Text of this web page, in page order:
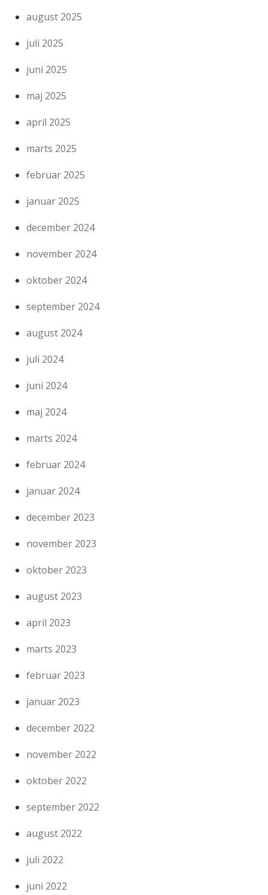
august 2025
juli 2025
juni 2025
maj 2025
april 2025
marts 2025
februar 2025
januar 2025
december 2024
november 2024
oktober 2024
september 2024
august 2024
juli 2024
juni 2024
maj 2024
marts 2024
februar 2024
januar 2024
december 2023
november 2023
oktober 2023
august 2023
april 2023
marts 2023
februar 2023
januar 2023
december 2022
november 2022
oktober 2022
september 2022
august 2022
juli 2022
juni 2022